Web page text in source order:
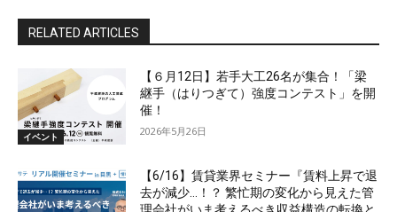
RELATED ARTICLES
イベント
【６月12日】若手大工26名が集合！「梁
継手（はりつぎて）強度コンテスト」を開
催！
2026年5月26日
【6/16】賃貸業界セミナー『賃料上昇で退
去が減少…！？ 繁忙期の変化から見えた管